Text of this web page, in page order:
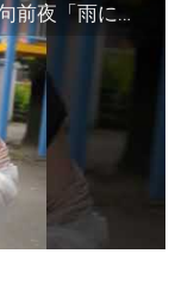
田中屋のシティスナップ 旅情俳句前夜「雨に濡れる高田馬場の女」撮影/田中宏明 #サーファー #shorts #zine